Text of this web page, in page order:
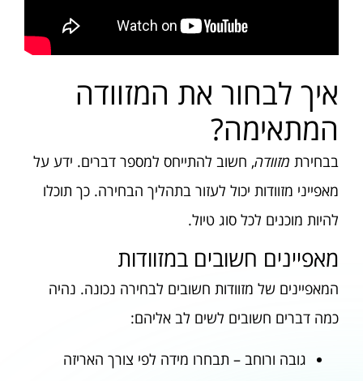
איך לבחור את המזוודה
המתאימה?
בבחירת מזוודה, חשוב להתייחס למספר דברים. ידע על
מאפייני מזוודות יכול לעזור בתהליך הבחירה. כך תוכלו
להיות מוכנים לכל סוג טיול.
מאפיינים חשובים במזוודות
המאפיינים של מזוודות חשובים לבחירה נכונה. נהיה
כמה דברים חשובים לשים לב אליהם:
גובה ורוחב – תבחרו מידה לפי צורך האריזה